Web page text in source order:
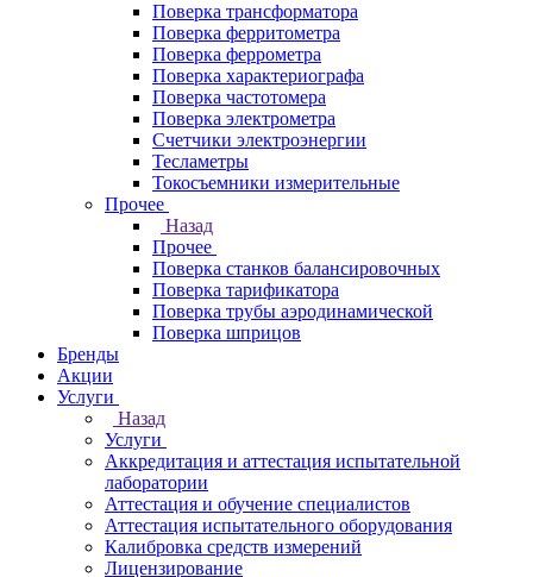
Поверка трансформатора
Поверка ферритометра
Поверка феррометра
Поверка характериографа
Поверка частотомера
Поверка электрометра
Счетчики электроэнергии
Тесламетры
Токосъемники измерительные
Прочее
Назад
Прочее
Поверка станков балансировочных
Поверка тарификатора
Поверка трубы аэродинамической
Поверка шприцов
Бренды
Акции
Услуги
Назад
Услуги
Аккредитация и аттестация испытательной
лаборатории
Аттестация и обучение специалистов
Аттестация испытательного оборудования
Калибровка средств измерений
Лицензирование